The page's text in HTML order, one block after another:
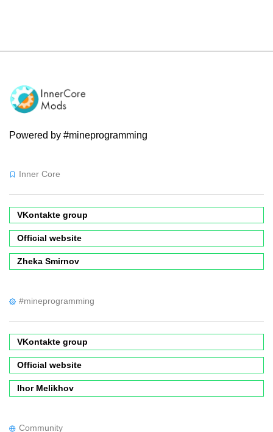
Powered by #mineprogramming
Inner Core
VKontakte group
Official website
Zheka Smirnov
#mineprogramming
VKontakte group
Official website
Ihor Melikhov
Community